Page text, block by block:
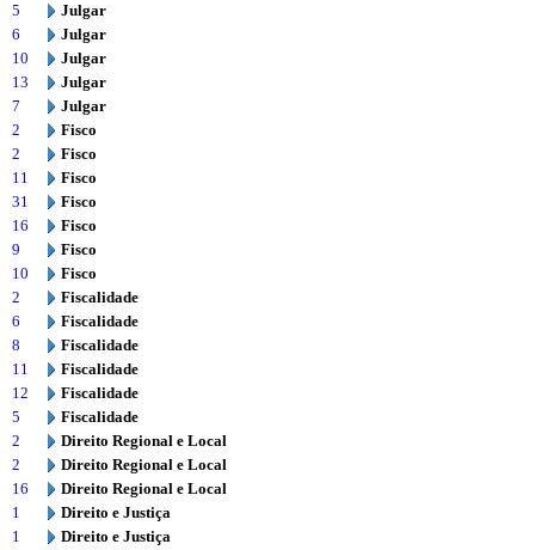
5
Julgar
6
Julgar
10
Julgar
13
Julgar
7
Julgar
2
Fisco
2
Fisco
11
Fisco
31
Fisco
16
Fisco
9
Fisco
10
Fisco
2
Fiscalidade
6
Fiscalidade
8
Fiscalidade
11
Fiscalidade
12
Fiscalidade
5
Fiscalidade
2
Direito Regional e Local
2
Direito Regional e Local
16
Direito Regional e Local
1
Direito e Justiça
1
Direito e Justiça